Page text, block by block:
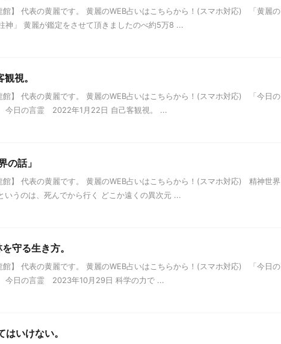
館】 代表の黄麗です。 黄麗のWEB占いはこちらから！(スマホ対応) 「黄麗の
」 黄麗が鑑定をさせて頂きましたのべ約5万8 ...
視。
館】 代表の黄麗です。 黄麗のWEB占いはこちらから！(スマホ対応) 「今日の
今日の言霊 2022年1月22日 自己客観視。 ...
話」
館】 代表の黄麗です。 黄麗のWEB占いはこちらから！(スマホ対応) 精神世界
うのは、死んでから行く どこか遠くの異次元 ...
守る生き方。
館】 代表の黄麗です。 黄麗のWEB占いはこちらから！(スマホ対応) 「今日の
今日の言霊 2023年10月29日 科学の力で ...
いけない。